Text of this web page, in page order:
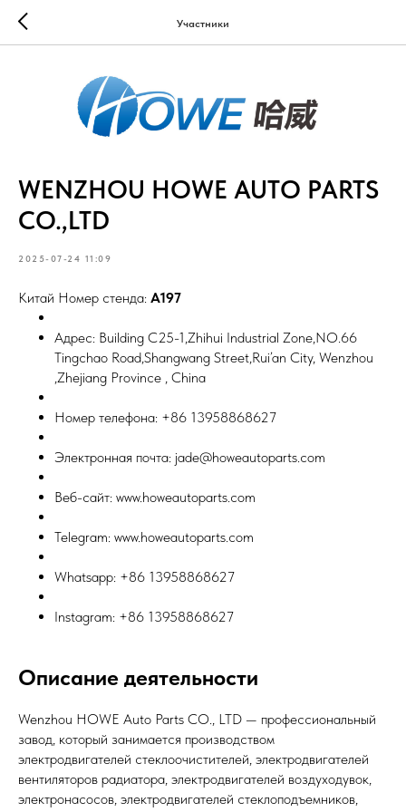
Участники
WENZHOU HOWE AUTO PARTS
CO.,LTD
2025-07-24 11:09
Китай Номер стенда: A197
Адрес: Building C25-1,Zhihui Industrial Zone,NO.66
Tingchao Road,Shangwang Street,Rui’an City, Wenzhou
,Zhejiang Province , China
Номер телефона: +86 13958868627
Электронная почта: jade@howeautoparts.com
Веб-сайт: www.howeautoparts.com
Telegram: www.howeautoparts.com
Whatsapp: +86 13958868627
Instagram: +86 13958868627
Описание деятельности
Wenzhou HOWE Auto Parts CO., LTD — профессиональный
завод, который занимается производством
электродвигателей стеклоочистителей, электродвигателей
вентиляторов радиатора, электродвигателей воздуходувок,
электронасосов, электродвигателей стеклоподъемников,